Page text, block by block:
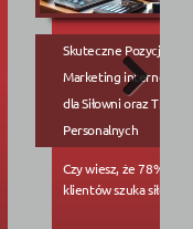
Skuteczne
Marketing internetowy
dla Siłowni oraz
Personalnych
Czy wiesz, że 78%
klientów szuka siłowni...